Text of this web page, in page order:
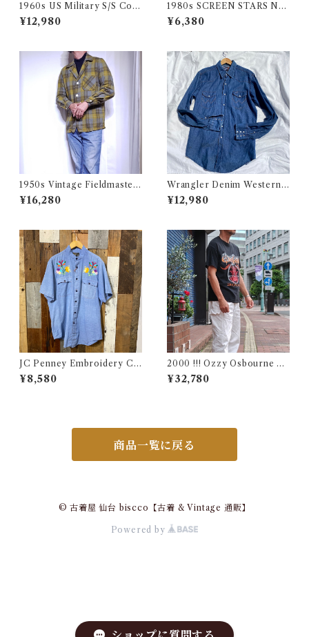
1960s US Military S/S Cott
on Poplin Shirt / 60年代 US
AF USN ARMY コットン ポ
¥12,980
1980s SCREEN STARS NF
L FLYERS Print Tee / 80年
代 スクリーンスターズ フライ
¥6,380
1950s Vintage Fieldmaster
Wool Topstar Style Jacket /
USA ヴィンテージ トップスタ
¥16,280
Wrangler Denim Western S
hirt 16 1/2 Made in USA / ラ
ングラー デニム ウエスタン シ
¥12,980
JC Penney Embroidery Ch
ambray Shirt / ジェイシーペ
ニー 刺繍入り シャンブレー シ
¥8,580
2000 !!! Ozzy Osbourne O
ZZFEST Rock T-Shirt Size
L / オジーオズボーン オズフ
¥32,780
商品一覧に戻る
© 古着屋 仙台 biscco【古着 & Vintage 通販】
Powered by